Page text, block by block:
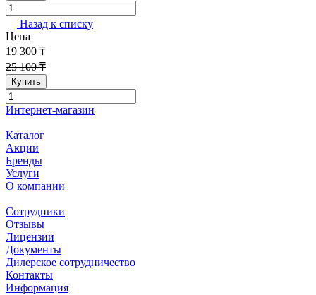
Назад к списку
Цена
19 300 ₸
25 100 ₸
Купить
Интернет-магазин
Каталог
Акции
Бренды
Услуги
О компании
Сотрудники
Отзывы
Лицензии
Документы
Дилерское сотрудничество
Контакты
Информация